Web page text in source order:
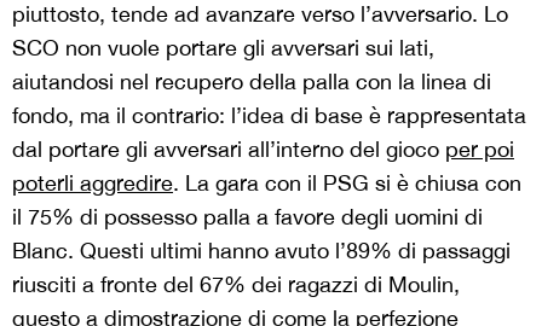
piuttosto, tende ad avanzare verso l’avversario. Lo
SCO non vuole portare gli avversari sui lati,
aiutandosi nel recupero della palla con la linea di
fondo, ma il contrario: l’idea di base è rappresentata
dal portare gli avversari all’interno del gioco per poi
poterli aggredire. La gara con il PSG si è chiusa con
il 75% di possesso palla a favore degli uomini di
Blanc. Questi ultimi hanno avuto l’89% di passaggi
riusciti a fronte del 67% dei ragazzi di Moulin,
questo a dimostrazione di come la perfezione